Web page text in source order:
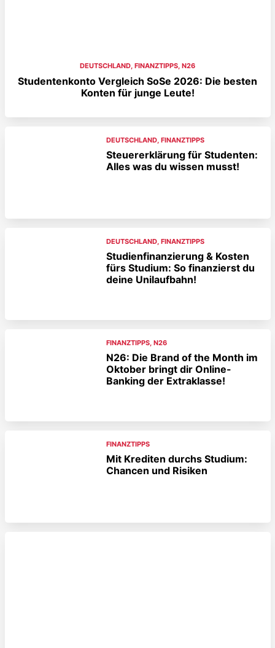
DEUTSCHLAND, FINANZTIPPS, N26
Studentenkonto Vergleich SoSe 2026: Die besten
Konten für junge Leute!
DEUTSCHLAND, FINANZTIPPS
Steuererklärung für Studenten:
Alles was du wissen musst!
DEUTSCHLAND, FINANZTIPPS
Studienfinanzierung & Kosten
fürs Studium: So finanzierst du
deine Unilaufbahn!
FINANZTIPPS, N26
N26: Die Brand of the Month im
Oktober bringt dir Online-
Banking der Extraklasse!
FINANZTIPPS
Mit Krediten durchs Studium:
Chancen und Risiken